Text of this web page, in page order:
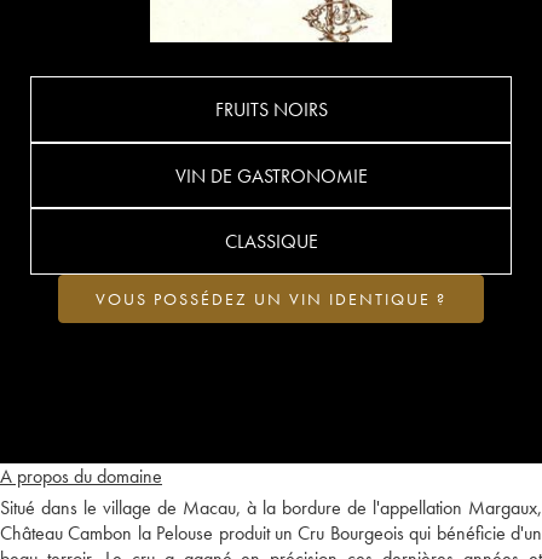
A propos du domaine
Situé dans le village de Macau, à la bordure de l'appellation Margaux,
Château Cambon la Pelouse produit un Cru Bourgeois qui bénéficie d'un
FRUITS NOIRS
VIN DE GASTRONOMIE
CLASSIQUE
VOUS POSSÉDEZ UN VIN IDENTIQUE ?